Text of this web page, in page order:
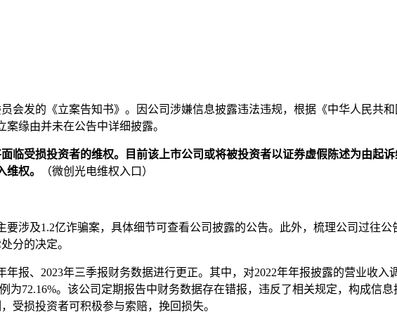
会发的《立案告知书》。因公司涉嫌信息披露违法违规，根据《中华人民共
缘由并未在公告中详细披露。
临受损投资者的维权。目前该上市公司或将被投资者以证券虚假陈述为由起
权。
（微创光电维权入口）
涉及1.2亿诈骗案，具体细节可查看公司披露的公告。此外，梳理公司过往公
分的决定。
报、2023年三季报财务数据进行更正。其中，对2022年年报披露的营业收入
为72.16%。该公司定期报告中财务数据存在错报，违反了相关规定，构成信
受损投资者可积极参与索赔，挽回损失。